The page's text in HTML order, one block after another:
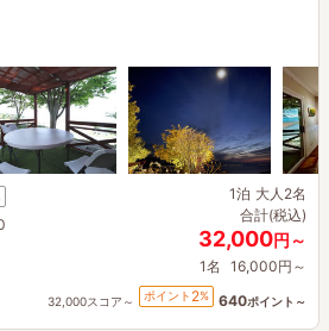
1泊 大人2名
合計(税込)
32,000円～
1名 16,000円～
32,000スコア～ ポイント 2% 640ポイント～